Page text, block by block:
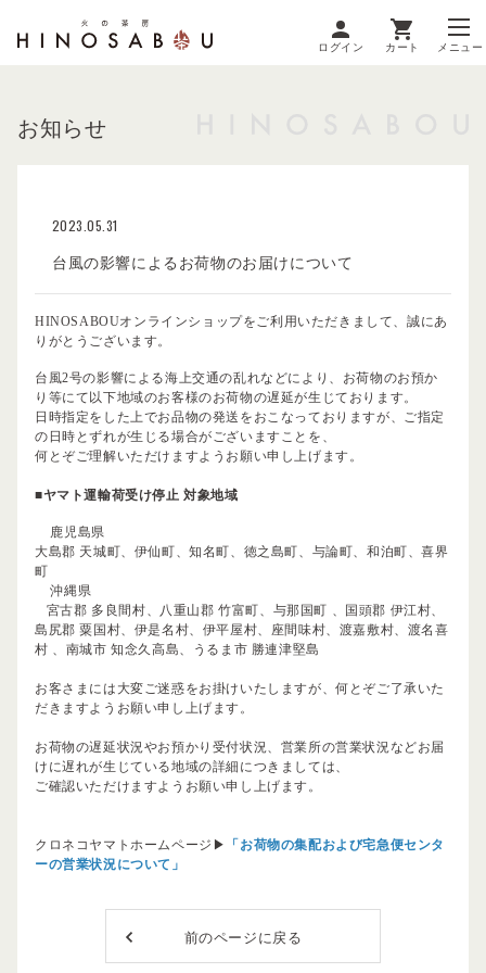
ログイン カート メニュー
お知らせ
2023.05.31
台風の影響によるお荷物のお届けについて
HINOSABOUオンラインショップをご利用いただきまして、誠にあ
りがとうございます。
台風2号の影響による海上交通の乱れなどにより、お荷物のお預か
り等にて以下地域のお客様のお荷物の遅延が生じております。
日時指定をした上でお品物の発送をおこなっておりますが、ご指定
の日時とずれが生じる場合がございますことを、
何とぞご理解いただけますようお願い申し上げます。
■ヤマト運輸荷受け停止 対象地域
鹿児島県
大島郡 天城町、伊仙町、知名町、徳之島町、与論町、和泊町、喜界
町
沖縄県
宮古郡 多良間村、八重山郡 竹富町、与那国町 、国頭郡 伊江村、
島尻郡 粟国村、伊是名村、伊平屋村、座間味村、渡嘉敷村、渡名喜
村 、南城市 知念久高島、うるま市 勝連津堅島
お客さまには大変ご迷惑をお掛けいたしますが、何とぞご了承いた
だきますようお願い申し上げます。
お荷物の遅延状況やお預かり受付状況、営業所の営業状況などお届
けに遅れが生じている地域の詳細につきましては、
ご確認いただけますようお願い申し上げます。
クロネコヤマトホームページ▶
「お荷物の集配および宅急便センタ
ーの営業状況について」
前のページに戻る